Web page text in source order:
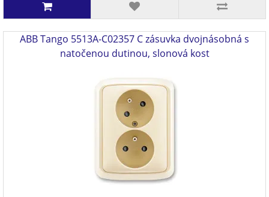
ABB Tango 5513A-C02357 C zásuvka dvojnásobná s
natočenou dutinou, slonová kost